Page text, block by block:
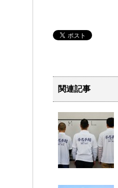
関連記事